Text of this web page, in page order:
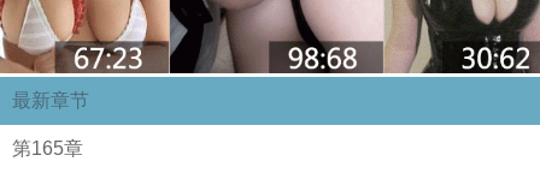
最新章节
第165章